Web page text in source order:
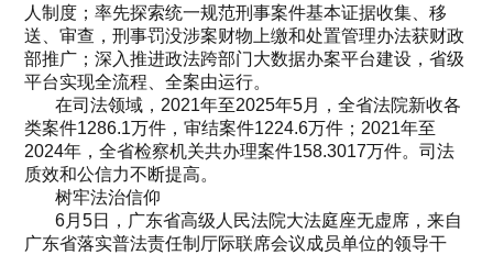
人制度；率先探索统一规范刑事案件基本证据收集、移
送、审查，刑事罚没涉案财物上缴和处置管理办法获财政
部推广；深入推进政法跨部门大数据办案平台建设，省级
平台实现全流程、全案由运行。
在司法领域，2021年至2025年5月，全省法院新收各
类案件1286.1万件，审结案件1224.6万件；2021年至
2024年，全省检察机关共办理案件158.3017万件。司法
质效和公信力不断提高。
树牢法治信仰
6月5日，广东省高级人民法院大法庭座无虚席，来自
广东省落实普法责任制厅际联席会议成员单位的领导干